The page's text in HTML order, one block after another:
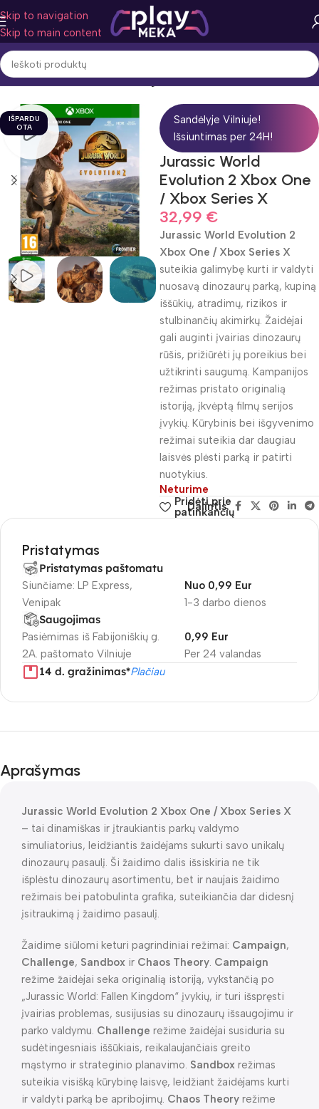
Skip to navigation
Skip to main content
Pradžia Žaidimo žanras Strateginiai
IŠPARDU
OTA
Sandėlyje Vilniuje!
Išsiuntimas per 24H!
Jurassic World
Evolution 2 Xbox One
/ Xbox Series X
32,99 €
Jurassic World Evolution 2
Xbox One / Xbox Series X
suteikia galimybę kurti ir valdyti
nuosavą dinozaurų parką, kupiną
iššūkių, atradimų, rizikos ir
stulbinančių akimirkų. Žaidėjai
gali auginti įvairias dinozaurų
rūšis, prižiūrėti jų poreikius bei
užtikrinti saugumą. Kampanijos
režimas pristato originalią
istoriją, įkvėptą filmų serijos
įvykių. Kūrybinis bei išgyvenimo
režimai suteikia dar daugiau
laisvės plėsti parką ir patirti
nuotykius.
Neturime
Pridėti prie
patinkančių
Dalintis:
Pristatymas
Pristatymas paštomatu
Siunčiame: LP Express,
Venipak
1-3 darbo dienos
Nuo 0,99 Eur
Saugojimas
Pasiėmimas iš Fabijoniškių g.
2A. paštomato Vilniuje
Per 24 valandas
0,99 Eur
14 d. gražinimas*Plačiau
Aprašymas
Jurassic World Evolution 2 Xbox One / Xbox Series X
– tai dinamiškas ir įtraukiantis parkų valdymo
simuliatorius, leidžiantis žaidėjams sukurti savo unikalų
dinozaurų pasaulį. Ši žaidimo dalis išsiskiria ne tik
išplėstu dinozaurų asortimentu, bet ir naujais žaidimo
režimais bei patobulinta grafika, suteikiančia dar didesnį
įsitraukimą į žaidimo pasaulį.
Žaidime siūlomi keturi pagrindiniai režimai: Campaign,
Challenge, Sandbox ir Chaos Theory. Campaign
režime žaidėjai seka originalią istoriją, vykstančią po
„Jurassic World: Fallen Kingdom“ įvykių, ir turi išspręsti
įvairias problemas, susijusias su dinozaurų išsaugojimu ir
parko valdymu. Challenge režime žaidėjai susiduria su
sudėtingesniais iššūkiais, reikalaujančiais greito
mąstymo ir strateginio planavimo. Sandbox režimas
suteikia visišką kūrybinę laisvę, leidžiant žaidėjams kurti
ir valdyti parką be apribojimų. Chaos Theory režime